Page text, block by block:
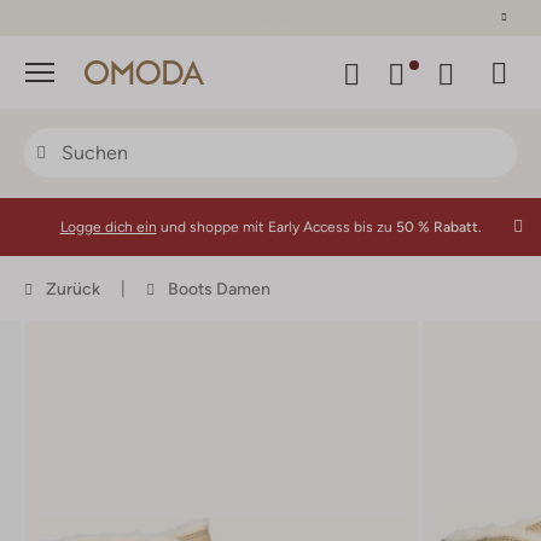
Menü
Logge dich ein und shoppe mit Early Access bis zu 50 % Rabatt.
Zurück Boots Damen